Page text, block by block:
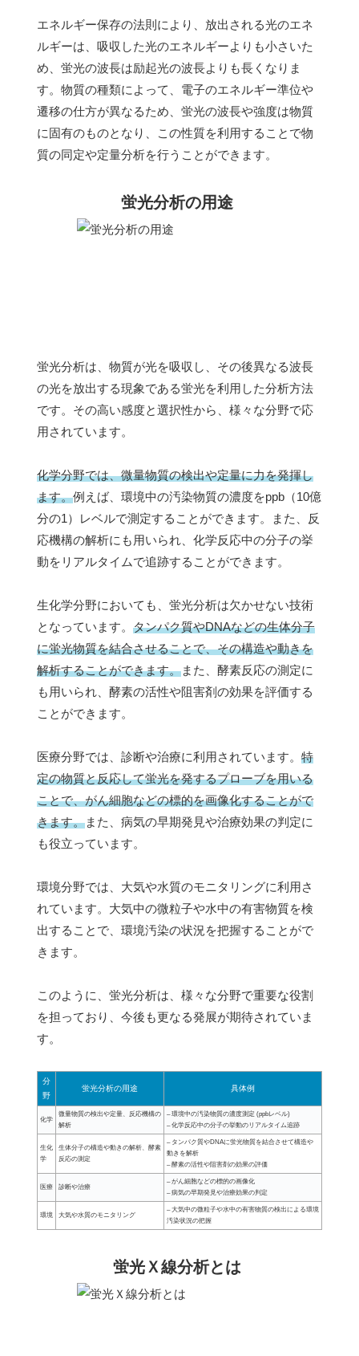
エネルギー保存の法則により、放出される光のエネ
ルギーは、吸収した光のエネルギーよりも小さいた
め、蛍光の波長は励起光の波長よりも長くなりま
す。物質の種類によって、電子のエネルギー準位や
遷移の仕方が異なるため、蛍光の波長や強度は物質
に固有のものとなり、この性質を利用することで物
質の同定や定量分析を行うことができます。
蛍光分析の用途
蛍光分析は、物質が光を吸収し、その後異なる波長
の光を放出する現象である蛍光を利用した分析方法
です。その高い感度と選択性から、様々な分野で応
用されています。
化学分野では、微量物質の検出や定量に力を発揮し
ます。例えば、環境中の汚染物質の濃度をppb（10億
分の1）レベルで測定することができます。また、反
応機構の解析にも用いられ、化学反応中の分子の挙
動をリアルタイムで追跡することができます。
生化学分野においても、蛍光分析は欠かせない技術
となっています。 タンパク質やDNAなどの生体分子
に蛍光物質を結合させることで、その構造や動きを
解析することができます。また、酵素反応の測定に
も用いられ、酵素の活性や阻害剤の効果を評価する
ことができます。
医療分野では、診断や治療に利用されています。 特
定の物質と反応して蛍光を発するプローブを用いる
ことで、がん細胞などの標的を画像化することがで
きます。また、病気の早期発見や治療効果の判定に
も役立っています。
環境分野では、大気や水質のモニタリングに利用さ
れています。大気中の微粒子や水中の有害物質を検
出することで、環境汚染の状況を把握することがで
きます。
このように、蛍光分析は、様々な分野で重要な役割
を担っており、今後も更なる発展が期待されていま
す。
分
野
蛍光分析の用途 具体例
化学
微量物質の検出や定量、反応機構の
解析
– 環境中の汚染物質の濃度測定 (ppbレベル)
– 化学反応中の分子の挙動のリアルタイム追跡
生化
学
生体分子の構造や動きの解析、酵素
反応の測定
– タンパク質やDNAに蛍光物質を結合させて構造や
動きを解析
– 酵素の活性や阻害剤の効果の評価
医療 診断や治療
– がん細胞などの標的の画像化
– 病気の早期発見や治療効果の判定
環境 大気や水質のモニタリング
– 大気中の微粒子や水中の有害物質の検出による環境
汚染状況の把握
蛍光Ｘ線分析とは